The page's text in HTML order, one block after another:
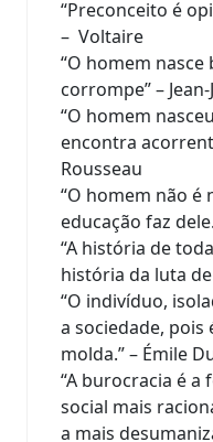
“Preconceito é
– Voltaire
“O homem nasce
corrompe” –
“O homem
encontra
Rousseau
“O homem não é
educação faz
“A história de
história da luta
“O indivíduo,
a sociedade, pois
molda.” – Émile
“A burocracia é a
social mais
a mais